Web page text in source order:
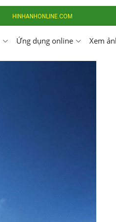
HINHANHONLINE.COM
Ứng dụng online Xem